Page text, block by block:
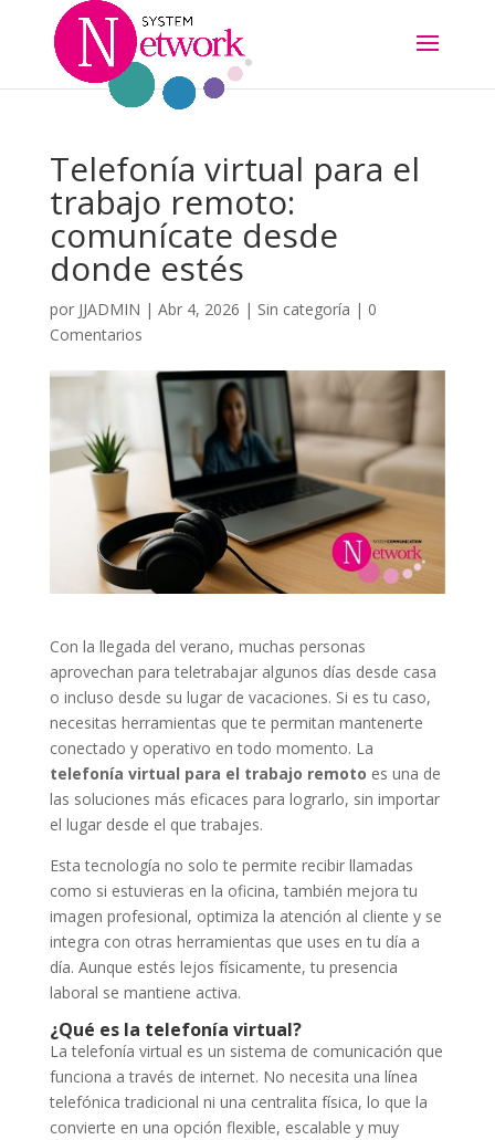
Telefonía virtual para el
trabajo remoto:
comunícate desde
donde estés
por JJADMIN | Abr 4, 2026 | Sin categoría | 0
Comentarios
Con la llegada del verano, muchas personas
aprovechan para teletrabajar algunos días desde casa
o incluso desde su lugar de vacaciones. Si es tu caso,
necesitas herramientas que te permitan mantenerte
conectado y operativo en todo momento. La
telefonía virtual para el trabajo remoto es una de
las soluciones más eficaces para lograrlo, sin importar
el lugar desde el que trabajes.
Esta tecnología no solo te permite recibir llamadas
como si estuvieras en la oficina, también mejora tu
imagen profesional, optimiza la atención al cliente y se
integra con otras herramientas que uses en tu día a
día. Aunque estés lejos físicamente, tu presencia
laboral se mantiene activa.
¿Qué es la telefonía virtual?
La telefonía virtual es un sistema de comunicación que
funciona a través de internet. No necesita una línea
telefónica tradicional ni una centralita física, lo que la
convierte en una opción flexible, escalable y muy